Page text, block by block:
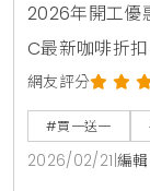
2026年開工優
C最新咖啡折
式買1送1、85
開工買1送1詳
受超值咖啡與
網友評分
#買一送一
2026/02/21 編